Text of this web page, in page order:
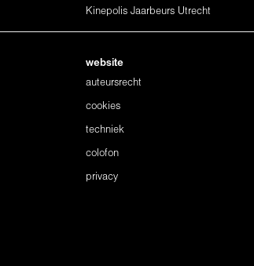
Kinepolis Jaarbeurs Utrecht
website
auteursrecht
cookies
techniek
colofon
privacy